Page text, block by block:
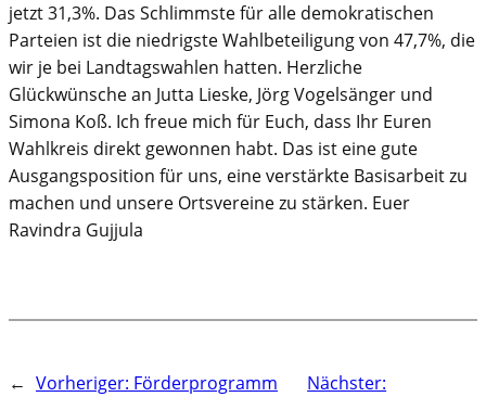
jetzt 31,3%. Das Schlimmste für alle demokratischen
Parteien ist die niedrigste Wahlbeteiligung von 47,7%, die
wir je bei Landtagswahlen hatten. Herzliche
Glückwünsche an Jutta Lieske, Jörg Vogelsänger und
Simona Koß. Ich freue mich für Euch, dass Ihr Euren
Wahlkreis direkt gewonnen habt. Das ist eine gute
Ausgangsposition für uns, eine verstärkte Basisarbeit zu
machen und unsere Ortsvereine zu stärken. Euer
Ravindra Gujjula
← Vorheriger: Förderprogramm
Nächster: